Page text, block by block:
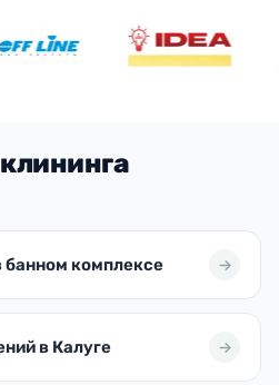
банном комплексе
в Калуге